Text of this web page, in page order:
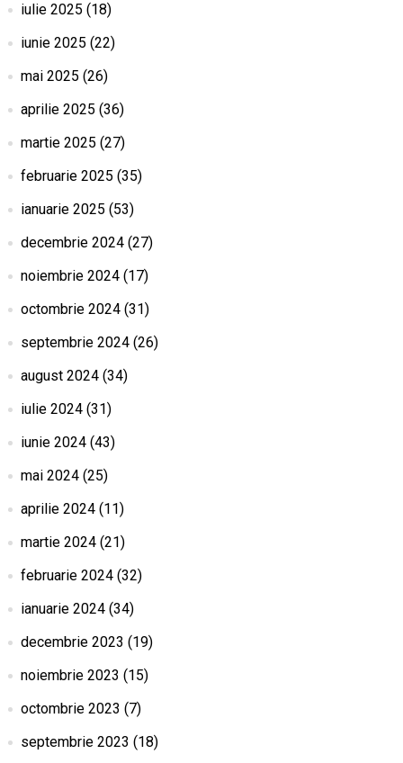
iulie 2025 (18)
iunie 2025 (22)
mai 2025 (26)
aprilie 2025 (36)
martie 2025 (27)
februarie 2025 (35)
ianuarie 2025 (53)
decembrie 2024(27)
noiembrie 2024(17)
octombrie 2024(31)
septembrie 2024(26)
august 2024(34)
iulie 2024(31)
iunie 2024(43)
mai 2024(25)
aprilie 2024(11)
martie 2024(21)
februarie 2024(32)
ianuarie 2024(34)
decembrie 2023 (19)
noiembrie 2023 (15)
octombrie 2023 (7)
septembrie 2023 (18)